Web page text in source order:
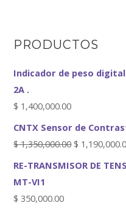
PRODUCTOS
Indicador de peso digital
2A .
$ 1,400,000.00
CNTX Sensor de
$1,350,000.00 $
RE-TRANSMISOR DE
MT-VI1
$ 350,000.00